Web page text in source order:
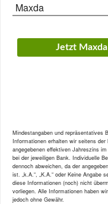
Maxda
Mindestangaben und repräsentatives
Informationen erhalten wir seitens
angegebenen effektiven Jahreszins
bei der jeweiligen Bank. Individuelle
dennoch abweichen, da der
ist. „k.A.“, „K.A.“ oder Keine Angabe
diese Informationen (noch) nicht
vorliegen. Alle Informationen haben
jedoch ohne Gewähr.